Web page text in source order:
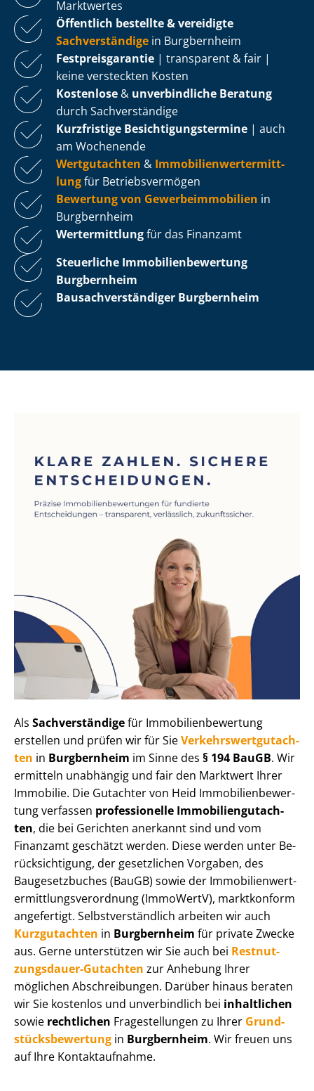
Marktwertes
Öffentlich bestellte & vereidigte
Sachverständige in Burgbernheim
Fest­preis­ga­ran­tie | transparent & fair |
keine versteckten Kosten
Kostenlose & unverbindliche Beratung
durch Sachverständige
Kurzfristige Be­sich­ti­gungs­ter­mi­ne | auch
am Wochenende
Wertgutachten & Im­mo­bi­li­en­wert­ermitt­
lungfür Be­triebs­ver­mö­gen
Bewertung von Ge­wer­be­im­mo­bi­li­en in
Burgbernheim
Wertermittlungfür das Finanzamt
Steuerliche Im­mo­bi­li­en­be­wer­tung
Burgbernheim
Bau­sach­ver­stän­di­ger Burgbernheim
Als Sachverständigefür Im­mo­bi­li­en­be­wer­tung
erstellen und prüfen wir für SieVer­kehrs­wert­gut­ach­
ten in Burgbernheim im Sinne des § 194 BauGB. Wir
ermitteln unabhängig und fair den Marktwert Ihrer
Immobilie. Die Gutachter von Heid Im­mo­bi­li­en­be­wer­
tung verfassen professionelle Im­mo­bi­li­en­gut­ach­
ten, die bei Gerichten anerkannt sind und vom
Finanzamt geschätzt werden. Diese werden unter Be­
rück­sich­ti­gung, der gesetzlichen Vorgaben, des
Baugesetzbuches (BauGB) sowie der Im­mo­bi­li­en­wert­
ermitt­lungs­ver­ord­nung (ImmoWertV), marktkonform
angefertigt. Selbst­ver­ständ­lich arbeiten wir auch
Kurzgutachten in Burgbernheim für private Zwecke
aus. Gerne unterstützen wir Sie auch bei Rest­nut­
zungs­dau­er-Gutachten zur Anhebung Ihrer
möglichen Abschreibungen. Darüber hinaus beraten
wir Sie kostenlos und unverbindlich bei inhaltlichen
sowie rechtlichen Fragestellungen zu Ihrer Grund­
stücks­be­wer­tung in Burgbernheim. Wir freuen uns
auf Ihre Kontaktaufnahme.